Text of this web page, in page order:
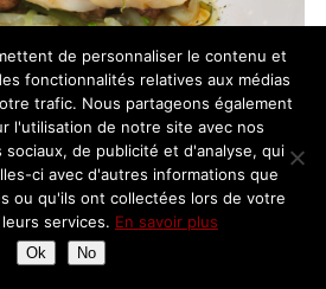
de choux raves et wakamé, jus d’arêtes
au citron vert
de personnaliser le contenu et
fonctionnalités relatives aux médias
trafic. Nous partageons également
l'utilisation de notre site avec nos
sociaux, de publicité et d'analyse, qui
ci avec d'autres informations que
ou qu'ils ont collectées lors de votre
services. En savoir plus
Ok No